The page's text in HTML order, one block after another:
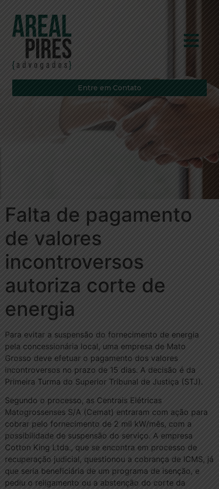
Entre em Contato
Falta de pagamento
de valores
incontroversos
autoriza corte de
energia
Para evitar a suspensão do fornecimento de energia
pela concessionária local, uma empresa de Mato
Grosso deve efetuar o pagamento dos valores
incontroversos no prazo de 15 dias. A decisão é da
Primeira Turma do Superior Tribunal de Justiça (STJ).
Segundo o processo, as Centrais Elétricas
Matogrossenses S/A (Cemat) entraram com ação para
cobrar pelo fornecimento de 2 mil kW/mês, com a
possibilidade de suspensão do serviço. A empresa
Cotton King Ltda., que se encontra em processo de
recuperação judicial, questionou a cobrança de ICMS, já
que seria beneficiária de um programa de isenção, e
pediu o religamento ou a abstenção do corte da